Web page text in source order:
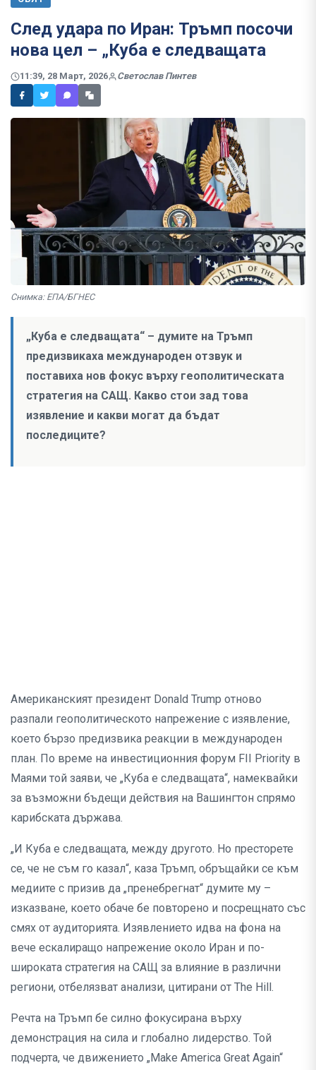
След удара по Иран: Тръмп посочи
нова цел – „Куба е следващата
11:39, 28 Март, 2026 Светослав Пинтев
Снимка: ЕПА/БГНЕС
„Куба е следващата“ – думите на Тръмп
предизвикаха международен отзвук и
поставиха нов фокус върху геополитическата
стратегия на САЩ. Какво стои зад това
изявление и какви могат да бъдат
последиците?
Американският президент Donald Trump отново
разпали геополитическото напрежение с изявление,
което бързо предизвика реакции в международен
план. По време на инвестиционния форум FII Priority в
Маями той заяви, че „Куба е следващата“, намеквайки
за възможни бъдещи действия на Вашингтон спрямо
карибската държава.
„И Куба е следващата, между другото. Но престорете
се, че не съм го казал“, каза Тръмп, обръщайки се към
медиите с призив да „пренебрегнат“ думите му –
изказване, което обаче бе повторено и посрещнато със
смях от аудиторията. Изявлението идва на фона на
вече ескалиращо напрежение около Иран и по-
широката стратегия на САЩ за влияние в различни
региони, отбелязват анализи, цитирани от The Hill.
Речта на Тръмп бе силно фокусирана върху
демонстрация на сила и глобално лидерство. Той
подчерта, че движението „Make America Great Again“